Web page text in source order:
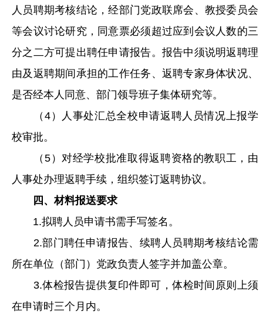
人员聘期考核结论，经部门党政联席会、教授委员会
等会议讨论研究，同意票必须超过应到会议人数的三
分之二方可提出聘任申请报告。报告中须说明返聘理
由及返聘期间承担的工作任务、返聘专家身体状况、
是否经本人同意、部门领导班子集体研究等。
（4）人事处汇总全校申请返聘人员情况上报学
校审批。
（5）对经学校批准取得返聘资格的教职工，由
人事处办理返聘手续，组织签订返聘协议。
四、材料报送要求
1.拟聘人员申请书需手写签名。
2.部门聘任申请报告、续聘人员聘期考核结论需
所在单位（部门）党政负责人签字并加盖公章。
3.体检报告提供复印件即可，体检时间原则上须
在申请时三个月内。